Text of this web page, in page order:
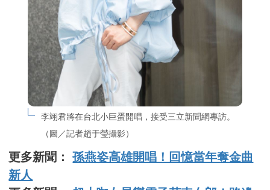
李翊君將在台北小巨蛋開唱，接受三立新聞網專訪。
（圖／記者趙于瑩攝影）
更多新聞：孫燕姿高雄開唱！回憶當年奪金曲
新人